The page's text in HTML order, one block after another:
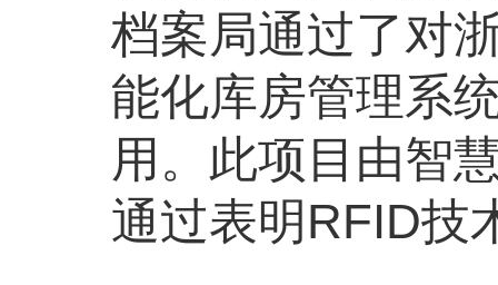
档案局通过了对
能化库房管理系
用。此项目由智
通过表明RFID技